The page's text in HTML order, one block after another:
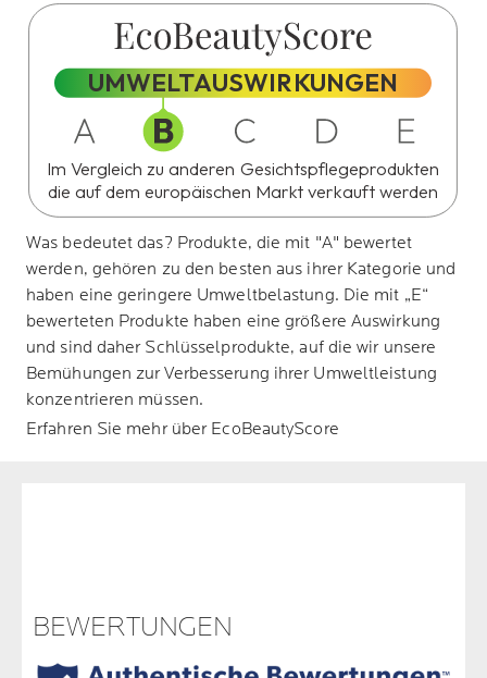
UMWELTAUSWIRKUNGEN
Im Vergleich zu anderen Gesichtspflegeprodukten
die auf dem europäischen Markt verkauft werden
Was bedeutet das? Produkte, die mit "A" bewertet
werden, gehören zu den besten aus ihrer Kategorie und
haben eine geringere Umweltbelastung. Die mit „E“
bewerteten Produkte haben eine größere Auswirkung
und sind daher Schlüsselprodukte, auf die wir unsere
Bemühungen zur Verbesserung ihrer Umweltleistung
konzentrieren müssen.
Erfahren Sie mehr über EcoBeautyScore
BEWERTUNGEN